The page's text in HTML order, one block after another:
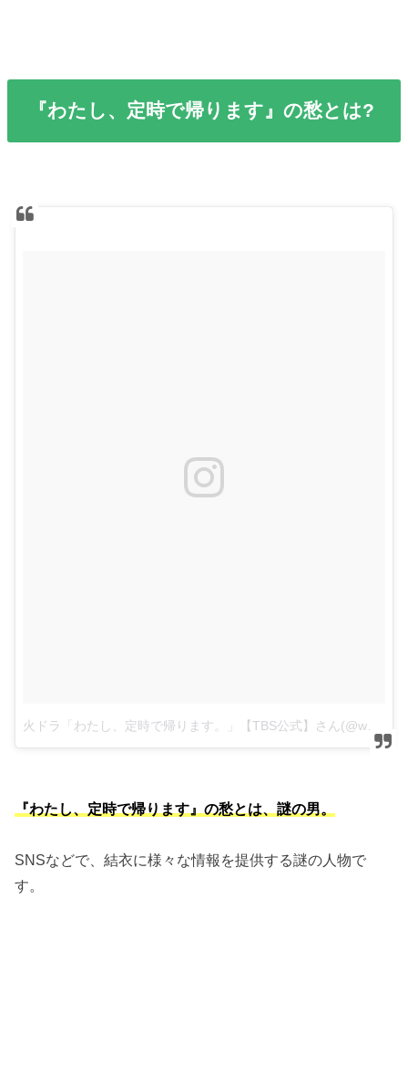
『わたし、定時で帰ります』の愁とは?
『わたし、定時で帰ります』の愁とは、謎の男。
SNSなどで、結衣に様々な情報を提供する謎の人物で
す。